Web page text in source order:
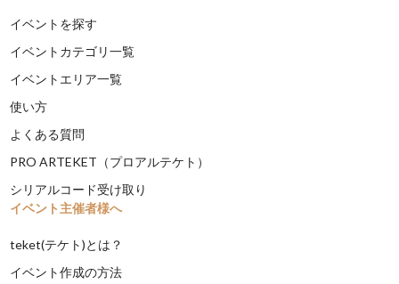
イベントを探す
イベントカテゴリ一覧
イベントエリア一覧
使い方
よくある質問
PRO ARTEKET（プロアルテケト）
シリアルコード受け取り
イベント主催者様へ
teket(テケト)とは？
イベント作成の方法